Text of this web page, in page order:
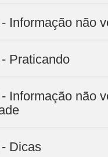
Informação não
Praticando
Informação não
Dicas